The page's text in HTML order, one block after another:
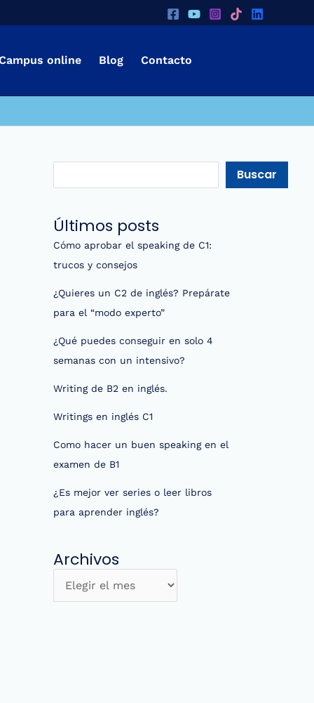
online Blog Contacto
s
a
r
Buscar
Últimos posts
Cómo aprobar el speaking de C1:
trucos y consejos
¿Quieres un C2 de inglés? Prepárate
para el “modo experto”
¿Qué puedes conseguir en solo 4
semanas con un intensivo?
Writing de B2 en inglés.
Writings en inglés C1
Como hacer un buen speaking en el
examen de B1
¿Es mejor ver series o leer libros
para aprender inglés?
Archivos
r
o